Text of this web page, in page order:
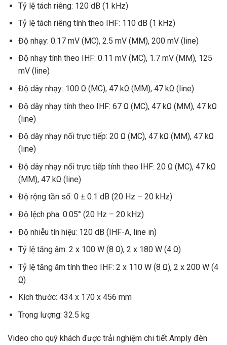
Tỷ lệ tách riêng: 120 dB (1 kHz)
Tỷ lệ tách riêng tính theo IHF: 110 dB (1 kHz)
Độ nhạy: 0.17 mV (MC), 2.5 mV (MM), 200 mV (line)
Độ nhạy tính theo IHF: 0.11 mV (MC), 1.7 mV (MM), 125
mV (line)
Độ dây nhạy: 100 Ω (MC), 47 kΩ (MM), 47 kΩ (line)
Độ dây nhạy tính theo IHF: 67 Ω (MC), 47 kΩ (MM), 47 kΩ
(line)
Độ dây nhạy nối trực tiếp: 20 Ω (MC), 47 kΩ (MM), 47 kΩ
(line)
Độ dây nhạy nối trực tiếp tính theo IHF: 20 Ω (MC), 47 kΩ
(MM), 47 kΩ (line)
Độ rộng tần số: 0 ± 0.1 dB (20 Hz – 20 kHz)
Độ lệch pha: 0.05° (20 Hz – 20 kHz)
Độ nhiễu tín hiệu: 120 dB (IHF-A, line in)
Tỷ lệ tăng âm: 2 x 100 W (8 Ω), 2 x 180 W (4 Ω)
Tỷ lệ tăng âm tính theo IHF: 2 x 110 W (8 Ω), 2 x 200 W (4
Ω)
Kích thước: 434 x 170 x 456 mm
Trọng lượng: 32.5 kg
Video cho quý khách được trải nghiệm chi tiết Amply đèn